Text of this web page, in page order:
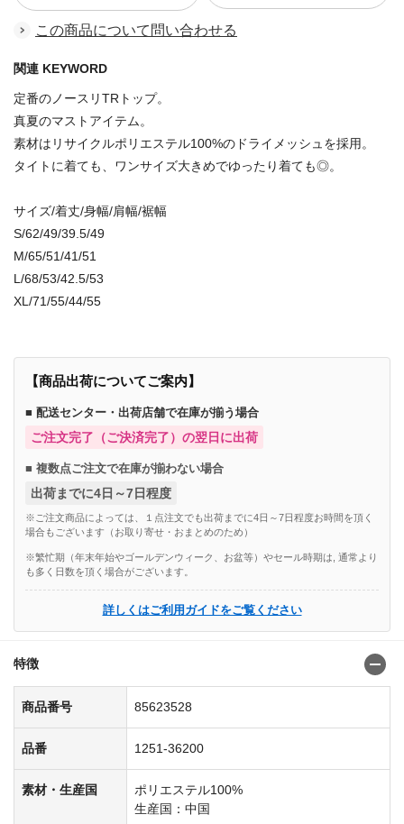
この商品について問い合わせる
関連 KEYWORD
定番のノースリTRトップ。
真夏のマストアイテム。
素材はリサイクルポリエステル100%のドライメッシュを採用。
タイトに着ても、ワンサイズ大きめでゆったり着ても◎。
サイズ/着丈/身幅/肩幅/裾幅
S/62/49/39.5/49
M/65/51/41/51
L/68/53/42.5/53
XL/71/55/44/55
【商品出荷についてご案内】
■ 配送センター・出荷店舗で在庫が揃う場合
ご注文完了（ご決済完了）の翌日に出荷
■ 複数点ご注文で在庫が揃わない場合
出荷までに4日～7日程度
※ご注文商品によっては、１点注文でも出荷までに4日～7日程度お時間を頂く
場合もございます（お取り寄せ・おまとめのため）
※繁忙期（年末年始やゴールデンウィーク、お盆等）やセール時期は, 通常より
も多く日数を頂く場合がございます。
詳しくはご利用ガイドをご覧ください
特徴
商品番号 85623528
品番 1251-36200
素材・生産国
ポリエステル100%
生産国：中国